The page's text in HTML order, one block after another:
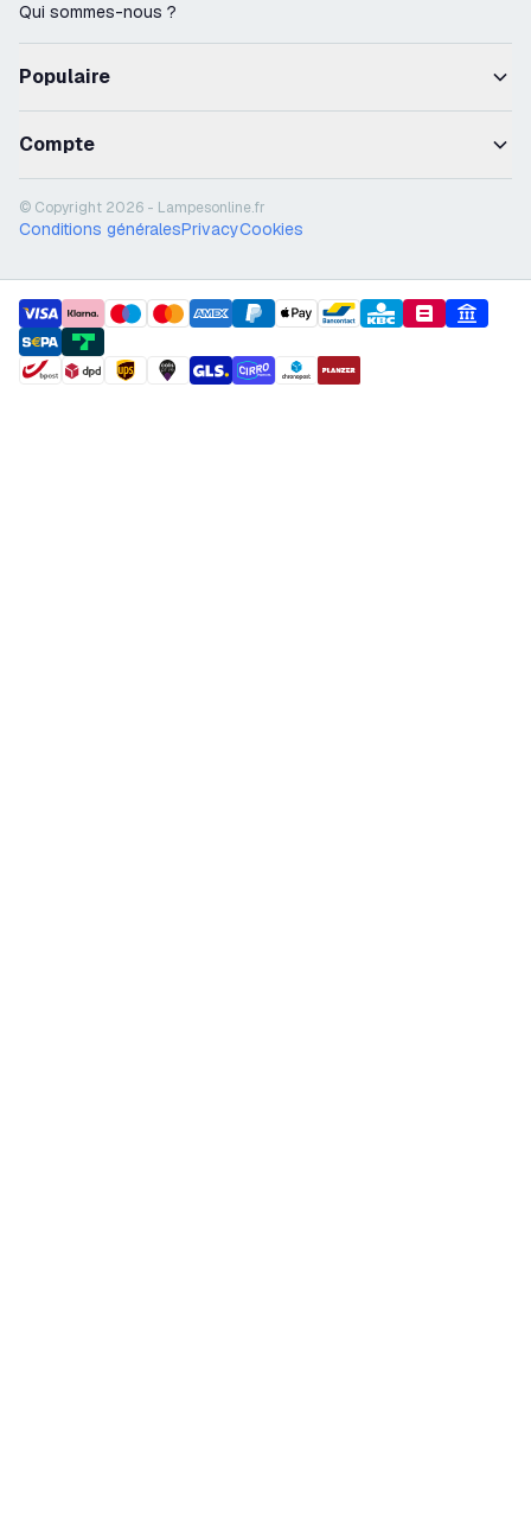
Qui sommes-nous ?
Populaire
Compte
© Copyright 2026 - Lampesonline.fr
Conditions généralesPrivacyCookies
payment methods
shipment methods